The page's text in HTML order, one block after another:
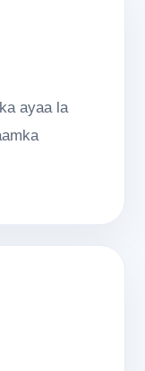
ayaa la